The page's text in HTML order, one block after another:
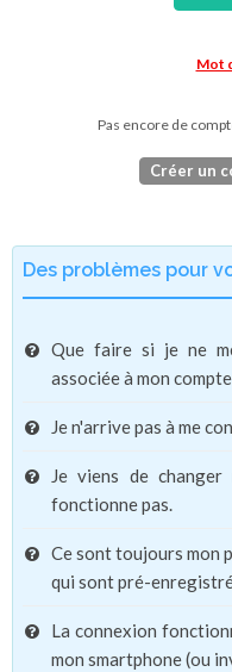
Mot
Pas encore de
Créer un
Des problèmes pour
Que faire si je ne
associée à mon
Je n'arrive pas à me
Je viens de
fonctionne pas.
Ce sont toujours mon
qui sont pré-
La connexion
mon smartphone (ou